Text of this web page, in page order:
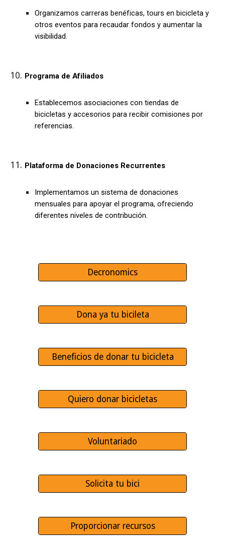
Organizamos carreras benéficas, tours en bicicleta y
otros eventos para recaudar fondos y aumentar la
visibilidad.
Programa de Afiliados
Establecemos asociaciones con tiendas de
bicicletas y accesorios para recibir comisiones por
referencias.
Plataforma de Donaciones Recurrentes
Implementamos un sistema de donaciones
mensuales para apoyar el programa, ofreciendo
diferentes niveles de contribución.
Decronomics
Dona ya tu bicileta
Beneficios de donar tu bicicleta
Quiero donar bicicletas
Voluntariado
Solicita tu bici
Proporcionar recursos